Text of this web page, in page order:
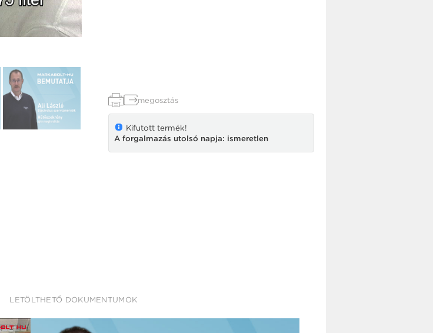
megosztás
Kifutott termék!
A forgalmazás utolsó napja: ismeretlen
LETÖLTHETŐ DOKUMENTUMOK